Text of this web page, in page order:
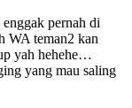
pernah di
WA teman2 kan
yah hehehe…
yang mau saling